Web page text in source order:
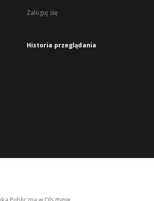
Zaloguj się
Historia przeglądania